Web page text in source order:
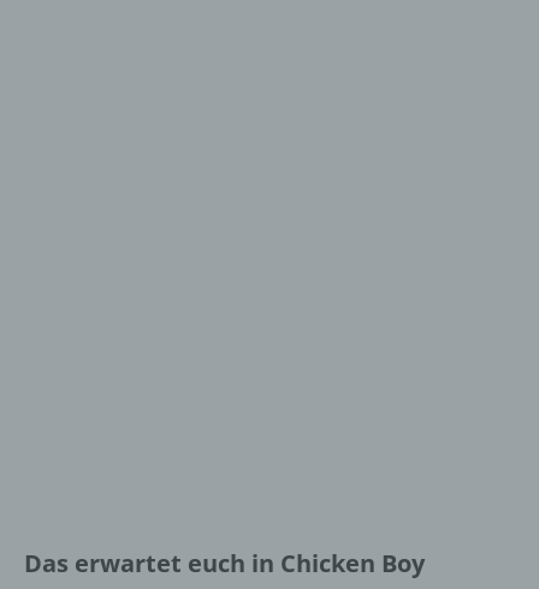
Das erwartet euch in Chicken Boy